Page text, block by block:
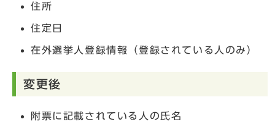
住所
住定日
在外選挙人登録情報（登録されている人のみ）
変更後
附票に記載されている人の氏名